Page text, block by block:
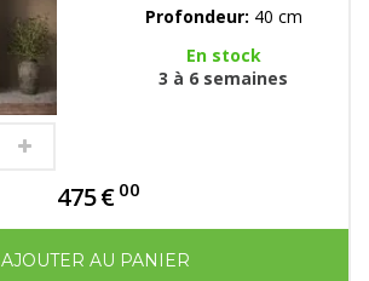
Profondeur: 40 cm
En stock
3 à 6 semaines
475€ 00
AJOUTER AU PANIER